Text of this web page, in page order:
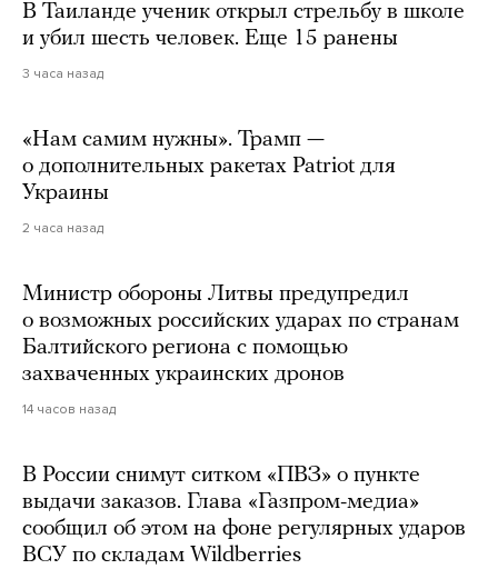
В Таиланде ученик открыл стрельбу в школе
и убил шесть человек. Еще 15 ранены
3 часа назад
«Нам самим нужны». Трамп —
о дополнительных ракетах Patriot для
Украины
2 часа назад
Министр обороны Литвы предупредил
о возможных российских ударах по странам
Балтийского региона с помощью
захваченных украинских дронов
14 часов назад
В России снимут ситком «ПВЗ» о пункте
выдачи заказов. Глава «Газпром-медиа»
сообщил об этом на фоне регулярных ударов
ВСУ по складам Wildberries